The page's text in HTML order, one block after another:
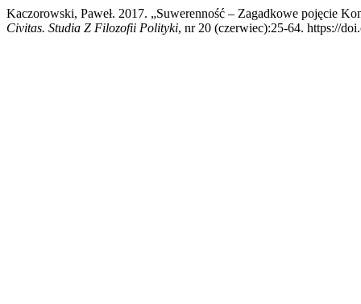
Kaczorowski, Paweł. 2017. „Suwerenność – Zagadkowe pojęcie
Civitas. Studia Z Filozofii Polityki, nr 20 (czerwiec):25-64. https://